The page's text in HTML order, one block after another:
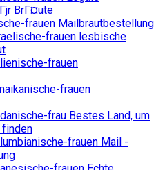
BrГ¤ute
frauen Mailbrautbestellung
frauen lesbische
frauen
frauen
frau Bestes Land, um
frauen Mail -